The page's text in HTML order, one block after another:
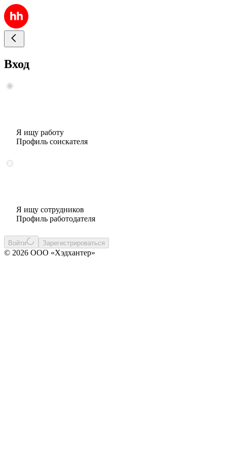
Вход
Я ищу работу
Профиль соискателя
Я ищу сотрудников
Профиль работодателя
Войти Зарегистрироваться
© 2026 ООО «Хэдхантер»